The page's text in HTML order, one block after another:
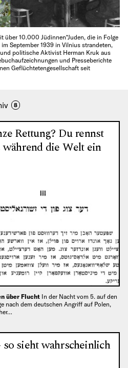
über 10.000 Jüdinnen*Juden, die in Folge
September 1939 in Vilnius strandeten,
politische Aktivist Herman Kruk aus
und Presseberichte
Geflüchtetengesellschaft seit
8
Rettung? Du rennst
die Welt ein
über Flucht In der Nacht vom 5. auf den
nach dem deutschen Angriff auf Polen,
sieht wahrscheinlich